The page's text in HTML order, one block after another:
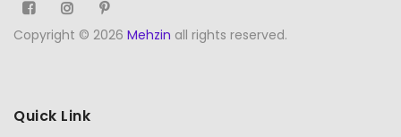
Copyright © 2026 Mehzin all rights reserved.
Quick Link